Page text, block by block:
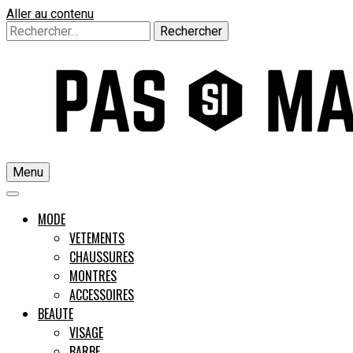
Aller au contenu
Rechercher :
Pas si
Un guide pour l'homme moderne
Menu
MODE
VETEMENTS
CHAUSSURES
MONTRES
ACCESSOIRES
BEAUTE
VISAGE